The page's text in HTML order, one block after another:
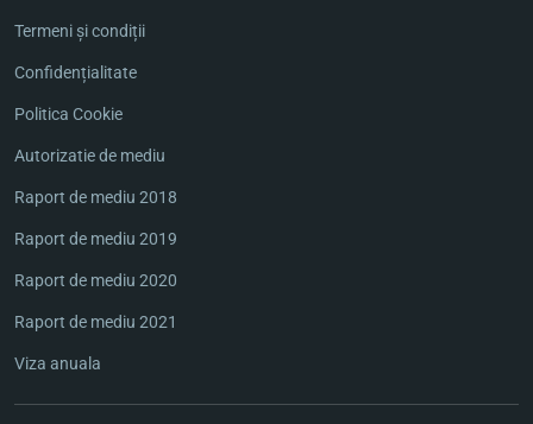
Termeni și condiții
Confidențialitate
Politica Cookie
Autorizatie de mediu
Raport de mediu 2018
Raport de mediu 2019
Raport de mediu 2020
Raport de mediu 2021
Viza anuala